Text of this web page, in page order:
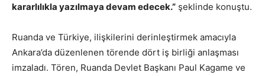
kararlılıkla yazılmaya devam edecek.” şeklinde konuştu.
Ruanda ve Türkiye, ilişkilerini derinleştirmek amacıyla
Ankara’da düzenlenen törende dört iş birliği anlaşması
imzaladı. Tören, Ruanda Devlet Başkanı Paul Kagame ve